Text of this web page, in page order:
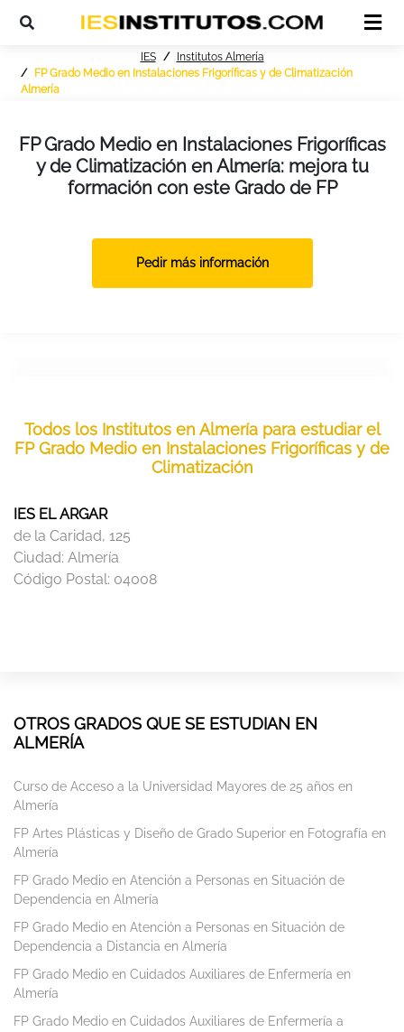
IES
Institutos Almería
FP Grado Medio en Instalaciones Frigoríficas y de Climatización
Almería
FP Grado Medio en Instalaciones Frigoríficas
y de Climatización en Almería: mejora tu
formación con este Grado de FP
Pedir más información
Todos los Institutos en Almería para estudiar el
FP Grado Medio en Instalaciones Frigoríficas y de
Climatización
IES EL ARGAR
de la Caridad, 125
Ciudad: Almería
Código Postal: 04008
OTROS GRADOS QUE SE ESTUDIAN EN
ALMERÍA
Curso de Acceso a la Universidad Mayores de 25 años en
Almería
FP Artes Plásticas y Diseño de Grado Superior en Fotografía en
Almería
FP Grado Medio en Atención a Personas en Situación de
Dependencia en Almería
FP Grado Medio en Atención a Personas en Situación de
Dependencia a Distancia en Almería
FP Grado Medio en Cuidados Auxiliares de Enfermería en
Almería
FP Grado Medio en Cuidados Auxiliares de Enfermería a